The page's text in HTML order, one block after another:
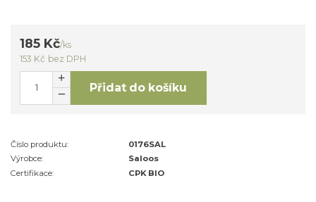
185 Kč/ks
153 Kč bez DPH
Přidat do košíku
Číslo produktu:
0176SAL
Výrobce:
Saloos
Certifikace:
CPK BIO